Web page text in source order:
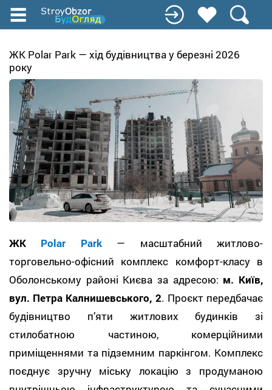
Перейти
до
вмісту
ЖК Polar Park — хід будівництва у березні 2026
року
ЖК Polar Park
— масштабний житлово-
торговельно-офісний комплекс комфорт-класу в
Оболонському районі Києва за адресою: м. Київ,
вул. Петра Калнишевського, 2. Проєкт передбачає
будівництво п’яти житлових будинків зі
стилобатною частиною, комерційними
приміщеннями та підземним паркінгом. Комплекс
поєднує зручну міську локацію з продуманою